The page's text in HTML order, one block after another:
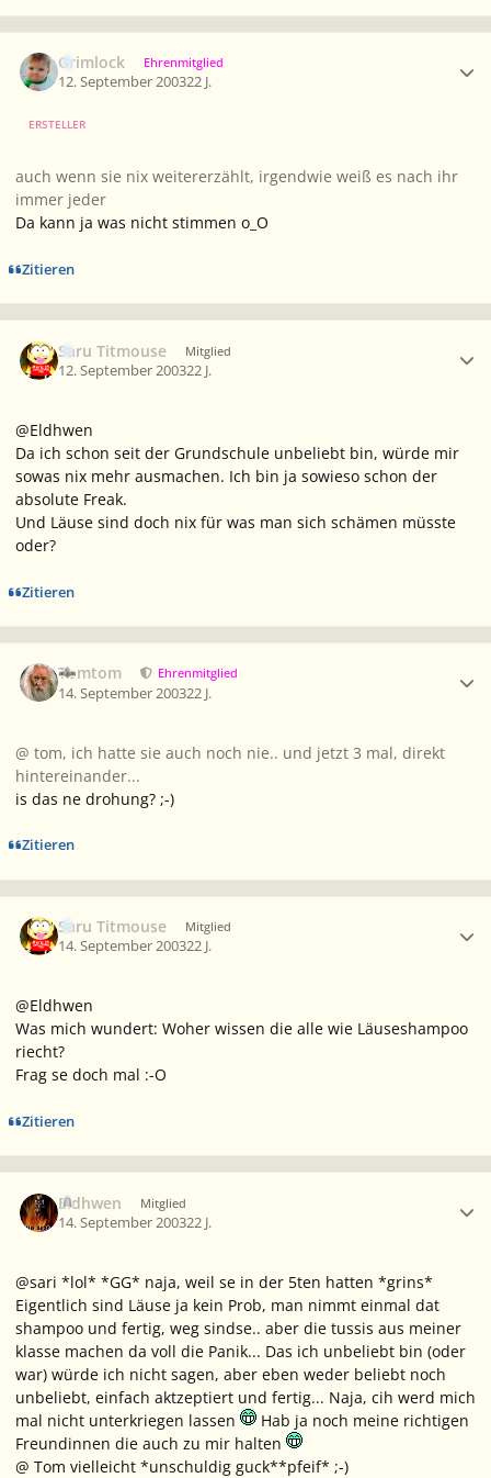
Grimlock Ehrenmitglied
12. September 200322 J.
ERSTELLER
auch wenn sie nix weitererzählt, irgendwie weiß es nach ihr
immer jeder
Da kann ja was nicht stimmen o_O
Zitieren
Saru Titmouse Mitglied
12. September 200322 J.
@Eldhwen
Da ich schon seit der Grundschule unbeliebt bin, würde mir
sowas nix mehr ausmachen. Ich bin ja sowieso schon der
absolute Freak.
Und Läuse sind doch nix für was man sich schämen müsste
oder?
Zitieren
Tomtom Ehrenmitglied
14. September 200322 J.
@ tom, ich hatte sie auch noch nie.. und jetzt 3 mal, direkt
hintereinander...
is das ne drohung? ;-)
Zitieren
Saru Titmouse Mitglied
14. September 200322 J.
@Eldhwen
Was mich wundert: Woher wissen die alle wie Läuseshampoo
riecht?
Frag se doch mal :-O
Zitieren
Eldhwen Mitglied
14. September 200322 J.
@sari *lol* *GG* naja, weil se in der 5ten hatten *grins*
Eigentlich sind Läuse ja kein Prob, man nimmt einmal dat
shampoo und fertig, weg sindse.. aber die tussis aus meiner
klasse machen da voll die Panik... Das ich unbeliebt bin (oder
war) würde ich nicht sagen, aber eben weder beliebt noch
unbeliebt, einfach aktzeptiert und fertig... Naja, cih werd mich
mal nicht unterkriegen lassen
Hab ja noch meine richtigen
Freundinnen die auch zu mir halten
@ Tom vielleicht *unschuldig guck**pfeif* ;-)